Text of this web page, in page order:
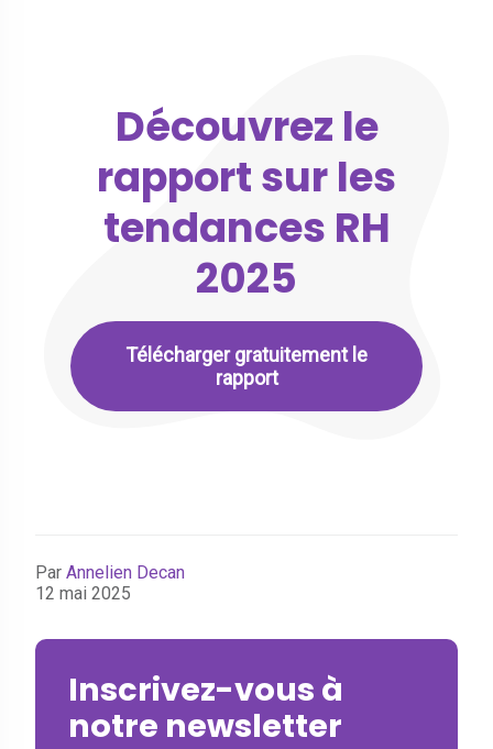
Découvrez le
rapport sur les
tendances RH
2025
Télécharger gratuitement le
rapport
Par Annelien Decan
12 mai 2025
Inscrivez-vous à
notre newsletter